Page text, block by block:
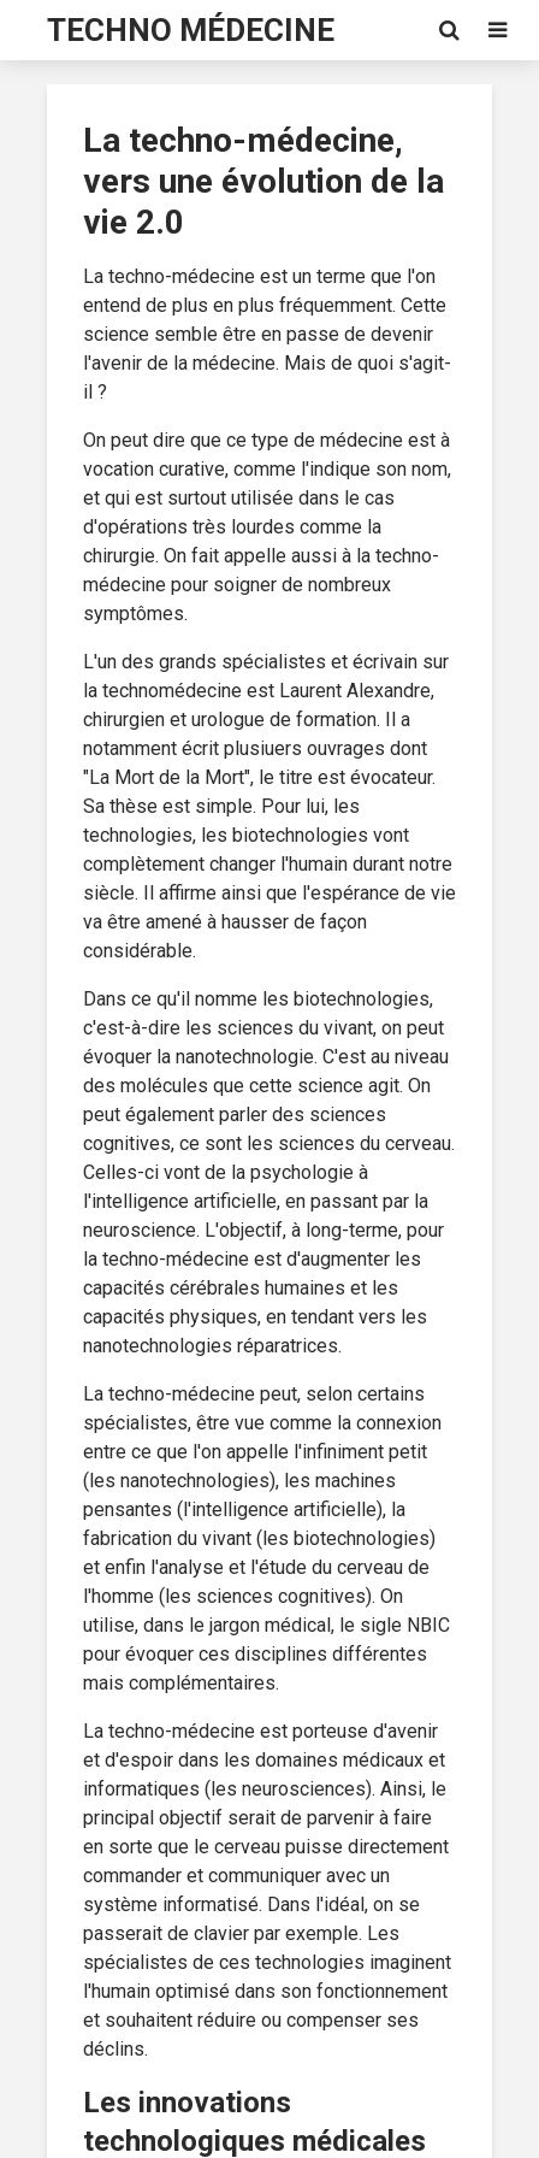
TECHNO MÉDECINE
La techno-médecine,
vers une évolution de la
vie 2.0
La techno-médecine est un terme que l'on
entend de plus en plus fréquemment. Cette
science semble être en passe de devenir
l'avenir de la médecine. Mais de quoi s'agit-
il ?
On peut dire que ce type de médecine est à
vocation curative, comme l'indique son nom,
et qui est surtout utilisée dans le cas
d'opérations très lourdes comme la
chirurgie. On fait appelle aussi à la techno-
médecine pour soigner de nombreux
symptômes.
L'un des grands spécialistes et écrivain sur
la technomédecine est Laurent Alexandre,
chirurgien et urologue de formation. Il a
notamment écrit plusiuers ouvrages dont
"La Mort de la Mort", le titre est évocateur.
Sa thèse est simple. Pour lui, les
technologies, les biotechnologies vont
complètement changer l'humain durant notre
siècle. Il affirme ainsi que l'espérance de vie
va être amené à hausser de façon
considérable.
Dans ce qu'il nomme les biotechnologies,
c'est-à-dire les sciences du vivant, on peut
évoquer la nanotechnologie. C'est au niveau
des molécules que cette science agit. On
peut également parler des sciences
cognitives, ce sont les sciences du cerveau.
Celles-ci vont de la psychologie à
l'intelligence artificielle, en passant par la
neuroscience. L'objectif, à long-terme, pour
la techno-médecine est d'augmenter les
capacités cérébrales humaines et les
capacités physiques, en tendant vers les
nanotechnologies réparatrices.
La techno-médecine peut, selon certains
spécialistes, être vue comme la connexion
entre ce que l'on appelle l'infiniment petit
(les nanotechnologies), les machines
pensantes (l'intelligence artificielle), la
fabrication du vivant (les biotechnologies)
et enfin l'analyse et l'étude du cerveau de
l'homme (les sciences cognitives). On
utilise, dans le jargon médical, le sigle NBIC
pour évoquer ces disciplines différentes
mais complémentaires.
La techno-médecine est porteuse d'avenir
et d'espoir dans les domaines médicaux et
informatiques (les neurosciences). Ainsi, le
principal objectif serait de parvenir à faire
en sorte que le cerveau puisse directement
commander et communiquer avec un
système informatisé. Dans l'idéal, on se
passerait de clavier par exemple. Les
spécialistes de ces technologies imaginent
l'humain optimisé dans son fonctionnement
et souhaitent réduire ou compenser ses
déclins.
Les innovations
technologiques médicales